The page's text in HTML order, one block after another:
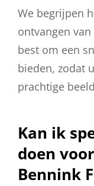
We begrijpen
ontvangen
best om een
bieden, zodat
prachtige
Kan ik
doen
Bennink